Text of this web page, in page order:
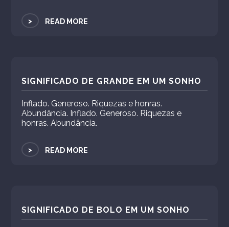
> READ MORE
SIGNIFICADO DE GRANDE EM UM SONHO
Inflado. Generoso. Riquezas e honras.
Abundância. Inflado. Generoso. Riquezas e
honras. Abundância.
> READ MORE
SIGNIFICADO DE BOLO EM UM SONHO